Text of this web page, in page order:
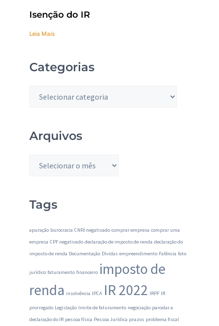
Isenção do IR
Leia Mais
Categorias
Arquivos
Tags
apuração burocracia CNPJ negativado comprar empresa comprar uma
empresa CPF negativado declaração de imposto de renda declaração do
imposto de renda Documentação Dívidas empreendimento Falência fato
jurídico faturamento financeiro imposto de
renda insolvência IPCA IR 2022 IRPF IR
prorrogado Legislação limite de faturamento negociação parcelar a
declaração do IR pessoa física Pessoa Jurídica prazos problema fiscal